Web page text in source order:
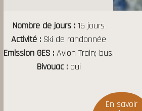
Nombre de jours 15 jours
Activité
Ski de randonnée
Emission GES Avion Train; bus.
Bivouac
oui